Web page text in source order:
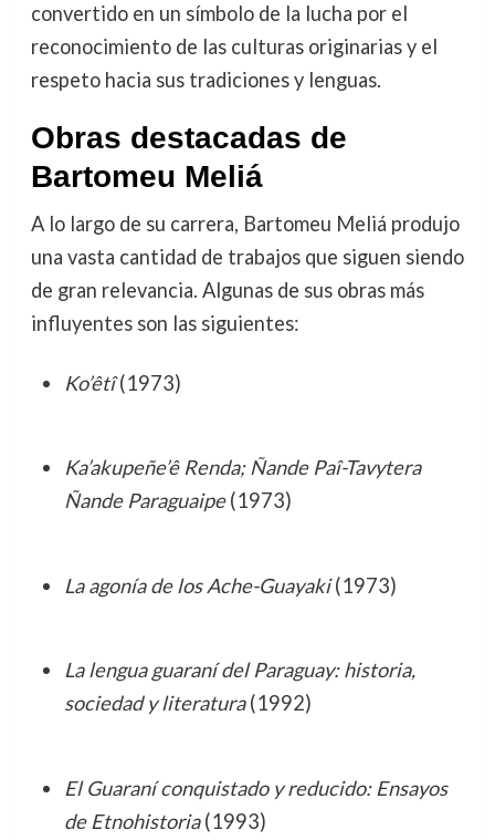
convertido en un símbolo de la lucha por el
reconocimiento de las culturas originarias y el
respeto hacia sus tradiciones y lenguas.
Obras destacadas de
Bartomeu Meliá
A lo largo de su carrera, Bartomeu Meliá produjo
una vasta cantidad de trabajos que siguen siendo
de gran relevancia. Algunas de sus obras más
influyentes son las siguientes:
Ko’êtî(1973)
Ka’akupeñe’ê Renda; Ñande Paî-Tavytera
Ñande Paraguaipe(1973)
La agonía de los Ache-Guayaki(1973)
La lengua guaraní del Paraguay: historia,
sociedad y literatura(1992)
El Guaraní conquistado y reducido: Ensayos
de Etnohistoria(1993)